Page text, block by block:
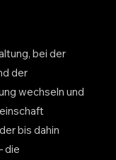
bei der
der
wechseln und
bis dahin
die